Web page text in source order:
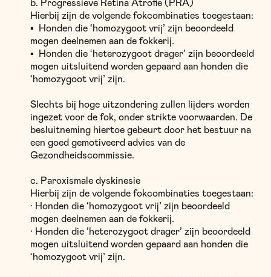
b. Progressieve Retina Atrofie (PRA)
Hierbij zijn de volgende fokcombinaties toegestaan:
▪
Honden die ‘homozygoot vrij’ zijn beoordeeld
mogen deelnemen aan de fokkerij.
▪
Honden die ‘heterozygoot drager’ zijn beoordeeld
mogen uitsluitend worden gepaard aan honden die
‘homozygoot vrij’ zijn.
Slechts bij hoge uitzondering zullen lijders worden
ingezet voor de fok, onder strikte voorwaarden. De
besluitneming hiertoe gebeurt door het bestuur na
een goed gemotiveerd advies van de
Gezondheidscommissie.
c. Paroxismale dyskinesie
Hierbij zijn de volgende fokcombinaties toegestaan:
· Honden die ‘homozygoot vrij’ zijn beoordeeld
mogen deelnemen aan de fokkerij.
· Honden die ‘heterozygoot drager’ zijn beoordeeld
mogen uitsluitend worden gepaard aan honden die
‘homozygoot vrij’ zijn.